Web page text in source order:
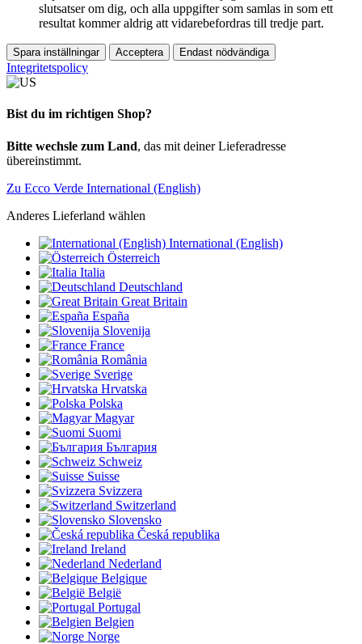
slutsatser om dig, och alla uppgifter som samlas in som ett
resultat kommer aldrig att vidarebefordras till tredje part.
Spara inställningar Acceptera Endast nödvändiga
Integritetspolicy
Bist du im richtigen Shop?
Bitte wechsle zum Land, das mit deiner Lieferadresse
übereinstimmt.
Zu Ecco Verde International (English)
Anderes Lieferland wählen
International (English)
Österreich
Italia
Deutschland
Great Britain
España
Slovenija
France
România
Sverige
Hrvatska
Polska
Magyar
Suomi
България
Schweiz
Suisse
Svizzera
Switzerland
Slovensko
Česká republika
Ireland
Nederland
Belgique
België
Portugal
Belgien
Norge